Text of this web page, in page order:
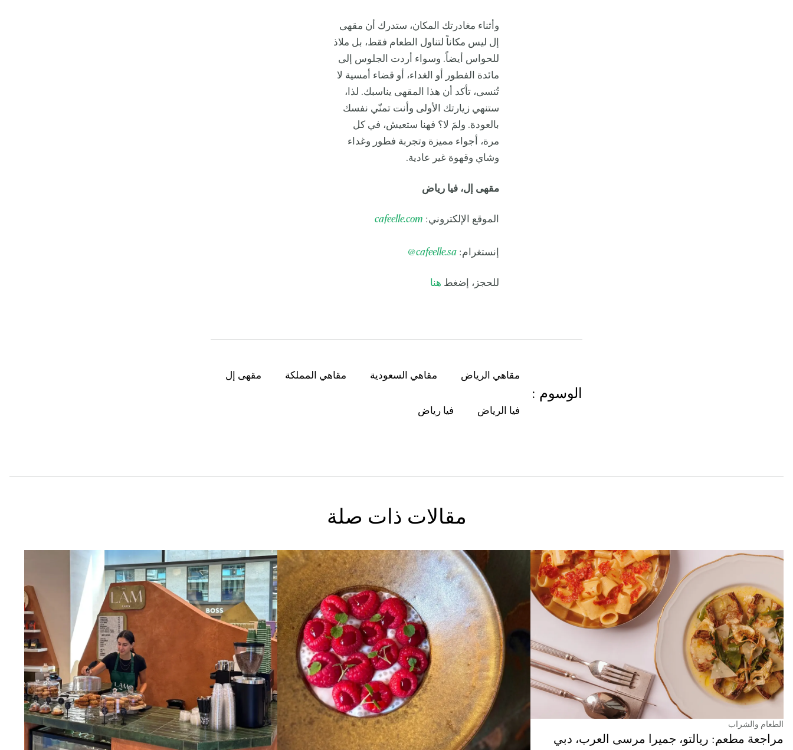
وأثناء مغادرتك المكان، ستدرك أن مقهى
إل ليس مكاناً لتناول الطعام فقط، بل ملاذ
للحواس أيضاً. وسواء أردت الجلوس إلى
مائدة الفطور أو الغداء، أو قضاء أمسية لا
تُنسى، تأكد أن هذا المقهى يناسبك. لذا،
ستنهي زيارتك الأولى وأنت تمنّي نفسك
بالعودة. ولمَ لا؟ فهنا ستعيش، في كل
مرة، أجواء مميزة وتجربة فطور وغداء
وشاي وقهوة غير عادية.
مقهى إل، فيا رياض
الموقع الإلكتروني: cafeelle.com
إنستغرام:cafeelle.sa
@
للحجز، إضغط هنا
الوسوم :
مقاهي الرياض مقاهي السعودية مقاهي المملكة مقهى إل
فيا الرياض فيا رياض
مقالات ذات صلة
الطعام والشراب
مراجعة مطعم: ريالتو، جميرا مرسى العرب، دبي